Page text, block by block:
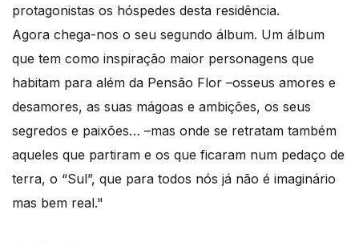
protagonistas os hóspedes desta residência.
Agora chega-nos o seu segundo álbum. Um álbum
que tem como inspiração maior personagens que
habitam para além da Pensão Flor –osseus amores e
desamores, as suas mágoas e ambições, os seus
segredos e paixões… –mas onde se retratam também
aqueles que partiram e os que ficaram num pedaço de
terra, o “Sul”, que para todos nós já não é imaginário
mas bem real."